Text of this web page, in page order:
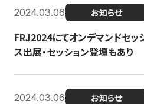
2024.03.06 お知らせ
FRJ2024にてオンデマンドセッ
ス出展・セッション登壇もあり
2024.03.06 お知らせ